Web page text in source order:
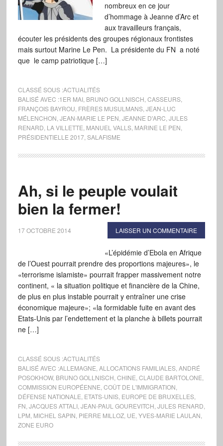
nombreux en ce jour
d’hommage à Jeanne d’Arc et
aux travailleurs français,
écouter les présidents des groupes régionaux frontistes
mais surtout Marine Le Pen. La présidente du FN a noté
que le camp patriotique […]
CLASSÉ SOUS :ACTUALITÉS
BALISÉ AVEC :1ER MAI, BRUNO GOLLNISCH CASSEURS,
FRANÇOIS BAYROU FRÈRES MUSULMANS, JEAN-LUC
MÉLENCHON JEAN-MARIE LE PEN JEANNE D'ARC JULES
RENARD LA VILLETTE MANUEL VALLS, MARINE LE PEN
PRÉSIDENTIELLE 2017, SALAFISME
Ah, si le peuple voulait
bien la fermer!
17 OCTOBRE 2014 LAISSER UN COMMENTAIRE
«L’épidémie d’Ebola en Afrique
de l’Ouest pourrait prendre des proportions majeures», le
«terrorisme islamiste» pourrait frapper massivement notre
continent, « la situation politique et financière de la Chine,
de plus en plus instable pourrait y entraîner une crise
économique majeure»; «la formidable fuite en avant des
Etats-Unis par l’endettement et la planche à billets pourrait
ne […]
CLASSÉ SOUS :ACTUALITÉS
BALISÉ AVEC :ALLEMAGNE ALLOCATIONS FAMILIALES, ANDRÉ
POSOKHOW, BRUNO GOLLNISCH CHINE CLAUDE BARTOLONE
COMMISSION EUROPÉENNE COÛT DE L'IMMIGRATION
DÉFENSE NATIONALE ETATS-UNIS, EUROPE DE BRUXELLES,
FN JACQUES ATTALI, JEAN-PAUL GOUREVITCH JULES RENARD
LPM MICHEL SAPIN PIERRE MILLOZ, UE YVES-MARIE LAULAN
ZONE EURO